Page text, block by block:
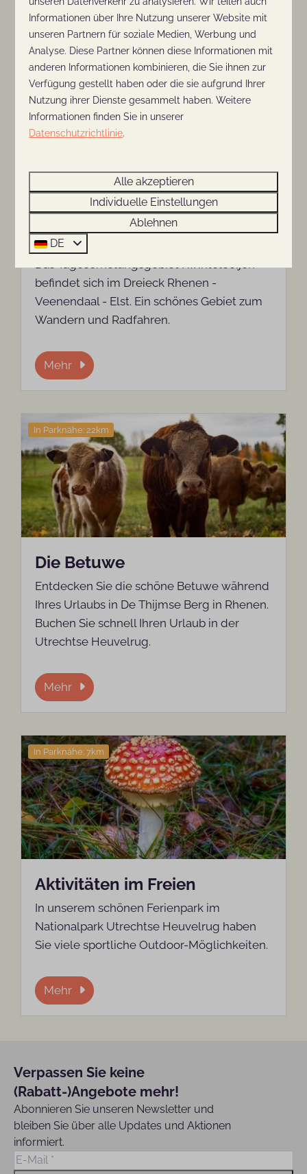
Mehr
In Parknähe: 2km
Kwintelooijen
Das Tageserholungsgebiet Kwintelooijen
befindet sich im Dreieck Rhenen -
Veenendaal - Elst. Ein schönes Gebiet zum
Wandern und Radfahren.
Mehr
In Parknähe: 22km
Die Betuwe
Entdecken Sie die schöne Betuwe während
Ihres Urlaubs in De Thijmse Berg in Rhenen.
Buchen Sie schnell Ihren Urlaub in der
Utrechtse Heuvelrug.
Mehr
In Parknähe: 7km
Aktivitäten im Freien
In unserem schönen Ferienpark im
Nationalpark Utrechtse Heuvelrug haben
Sie viele sportliche Outdoor-Möglichkeiten.
Mehr
Verpassen Sie keine
(Rabatt-)Angebote mehr!
Abonnieren Sie unseren Newsletter und
bleiben Sie über alle Updates und Aktionen
informiert.
Informationen über Ihre Nutzung unserer Website mit
unseren Partnern für soziale Medien, Werbung und
Analyse. Diese Partner können diese Informationen mit
anderen Informationen kombinieren, die Sie ihnen zur
Verfügung gestellt haben oder die sie aufgrund Ihrer
Nutzung ihrer Dienste gesammelt haben. Weitere
Informationen finden Sie in unserer
Datenschutzrichtlinie.
Alle akzeptieren
Individuelle Einstellungen
Ablehnen
DE